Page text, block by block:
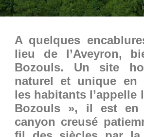
A quelques
lieu de l’Aveyron,
Bozouls. Un site
naturel et unique en
les habitants l’appelle
Bozouls », il est en
canyon creusé